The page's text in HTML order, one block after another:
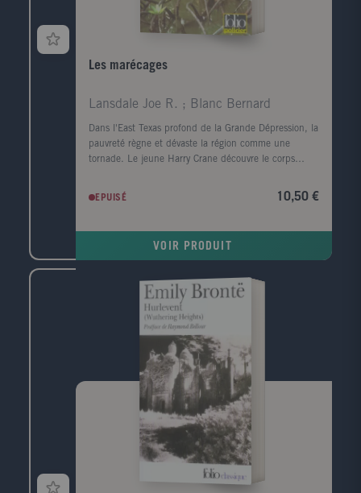
Les marécages
Lansdale Joe R. ; Blanc Bernard
Dans l'East Texas profond de la Grande Dépression, la
pauvreté règne et dévaste la région comme une
tornade. Le jeune Harry Crane découvre le corps
Sabine. Il est convaincu que le meurtre est l'oeuvre
de l'Homme-chèvre, un monstre de légende. Le
EPUISÉ 10,50 €
VOIR PRODUIT